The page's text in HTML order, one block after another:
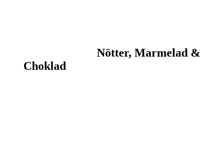
Nötter, Marmelad &
Choklad